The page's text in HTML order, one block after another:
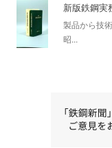
新版鉄鋼実
製品から技
昭...